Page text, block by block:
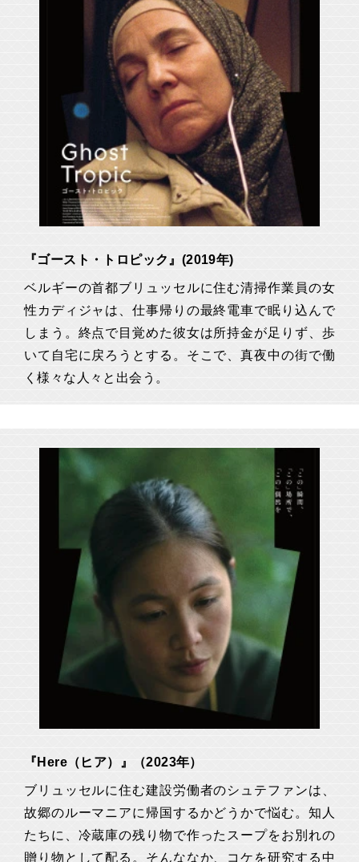
『ゴースト・トロピック』(2019年)
ベルギーの首都ブリュッセルに住む清掃作業員の女
性カディジャは、仕事帰りの最終電車で眠り込んで
しまう。終点で目覚めた彼女は所持金が足りず、歩
いて自宅に戻ろうとする。そこで、真夜中の街で働
く様々な人々と出会う。
『Here（ヒア）』（2023年）
ブリュッセルに住む建設労働者のシュテファンは、
故郷のルーマニアに帰国するかどうかで悩む。知人
たちに、冷蔵庫の残り物で作ったスープをお別れの
贈り物として配る。そんななか、コケを研究する中